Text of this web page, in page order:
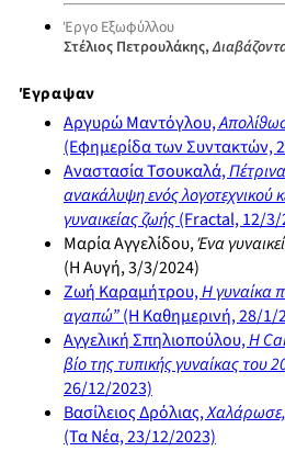
Έργο Εξωφύλλου
Στέλιος Πετρουλάκης,
Έγραψαν
Αργυρώ Μαντόγλου,
(Εφημερίδα των Συντακτών,
Αναστασία Τσουκαλά,
ανακάλυψη ενός λογοτεχνικού
γυναικείας ζωής(Fractal, 12/3/
Μαρία Αγγελίδου,Ένα
(Η Αυγή, 3/3/2024)
Ζωή Καραμήτρου,Η γυναίκα
αγαπώ”(Η Καθημερινή, 28/1/
Αγγελική Σπηλιοπούλου,H
βίο της τυπικής γυναίκας του
26/12/2023)
Βασίλειος Δρόλιας,
(Τα Νέα, 23/12/2023)